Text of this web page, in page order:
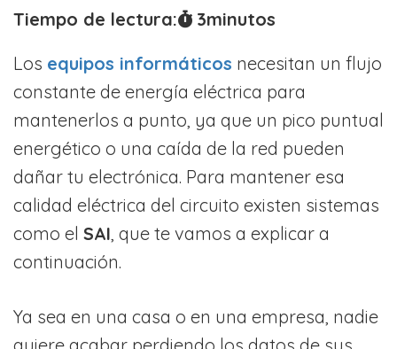
Tiempo de lectura: 3minutos
Los equipos informáticos necesitan un flujo
constante de energía eléctrica para
mantenerlos a punto, ya que un pico puntual
energético o una caída de la red pueden
dañar tu electrónica. Para mantener esa
calidad eléctrica del circuito existen sistemas
como el SAI , que te vamos a explicar a
continuación.
Ya sea en una casa o en una empresa, nadie